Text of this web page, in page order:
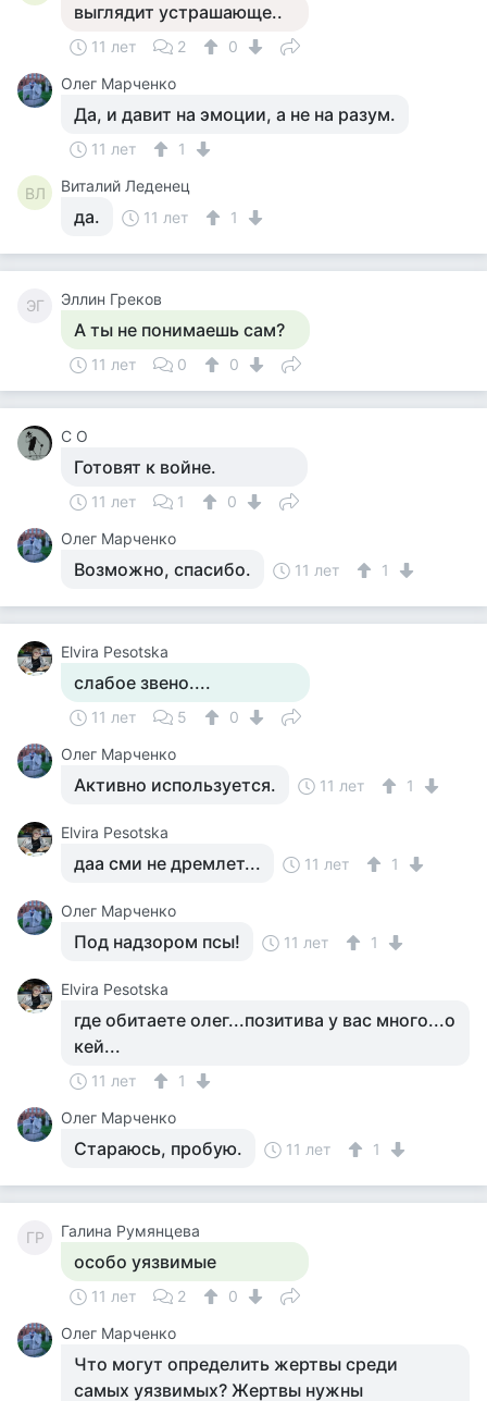
выглядит устрашающе..
11 лет 2
0
Олег Марченко
Да, и давит на эмоции, а не на разум.
11 лет 1
ВЛ Виталий Леденец
да. 11 лет 1
ЭГ Эллин Греков
А ты не понимаешь сам?
11 лет 0 0
С О
Готовят к войне.
11 лет 1
0
Олег Марченко
Возможно, спасибо. 11 лет 1
Elvira Pesotska
слабое звено....
11 лет 5
0
Олег Марченко
Активно используется. 11 лет 1
Elvira Pesotska
даа сми не дремлет... 11 лет 1
Олег Марченко
Под надзором псы! 11 лет 1
Elvira Pesotska
где обитаете олег...позитива у вас много...о
кей...
11 лет
1
Олег Марченко
Стараюсь, пробую. 11 лет 1
ГР Галина Румянцева
особо уязвимые
11 лет 2
0
Олег Марченко
Что могут определить жертвы среди
самых уязвимых? Жертвы нужны